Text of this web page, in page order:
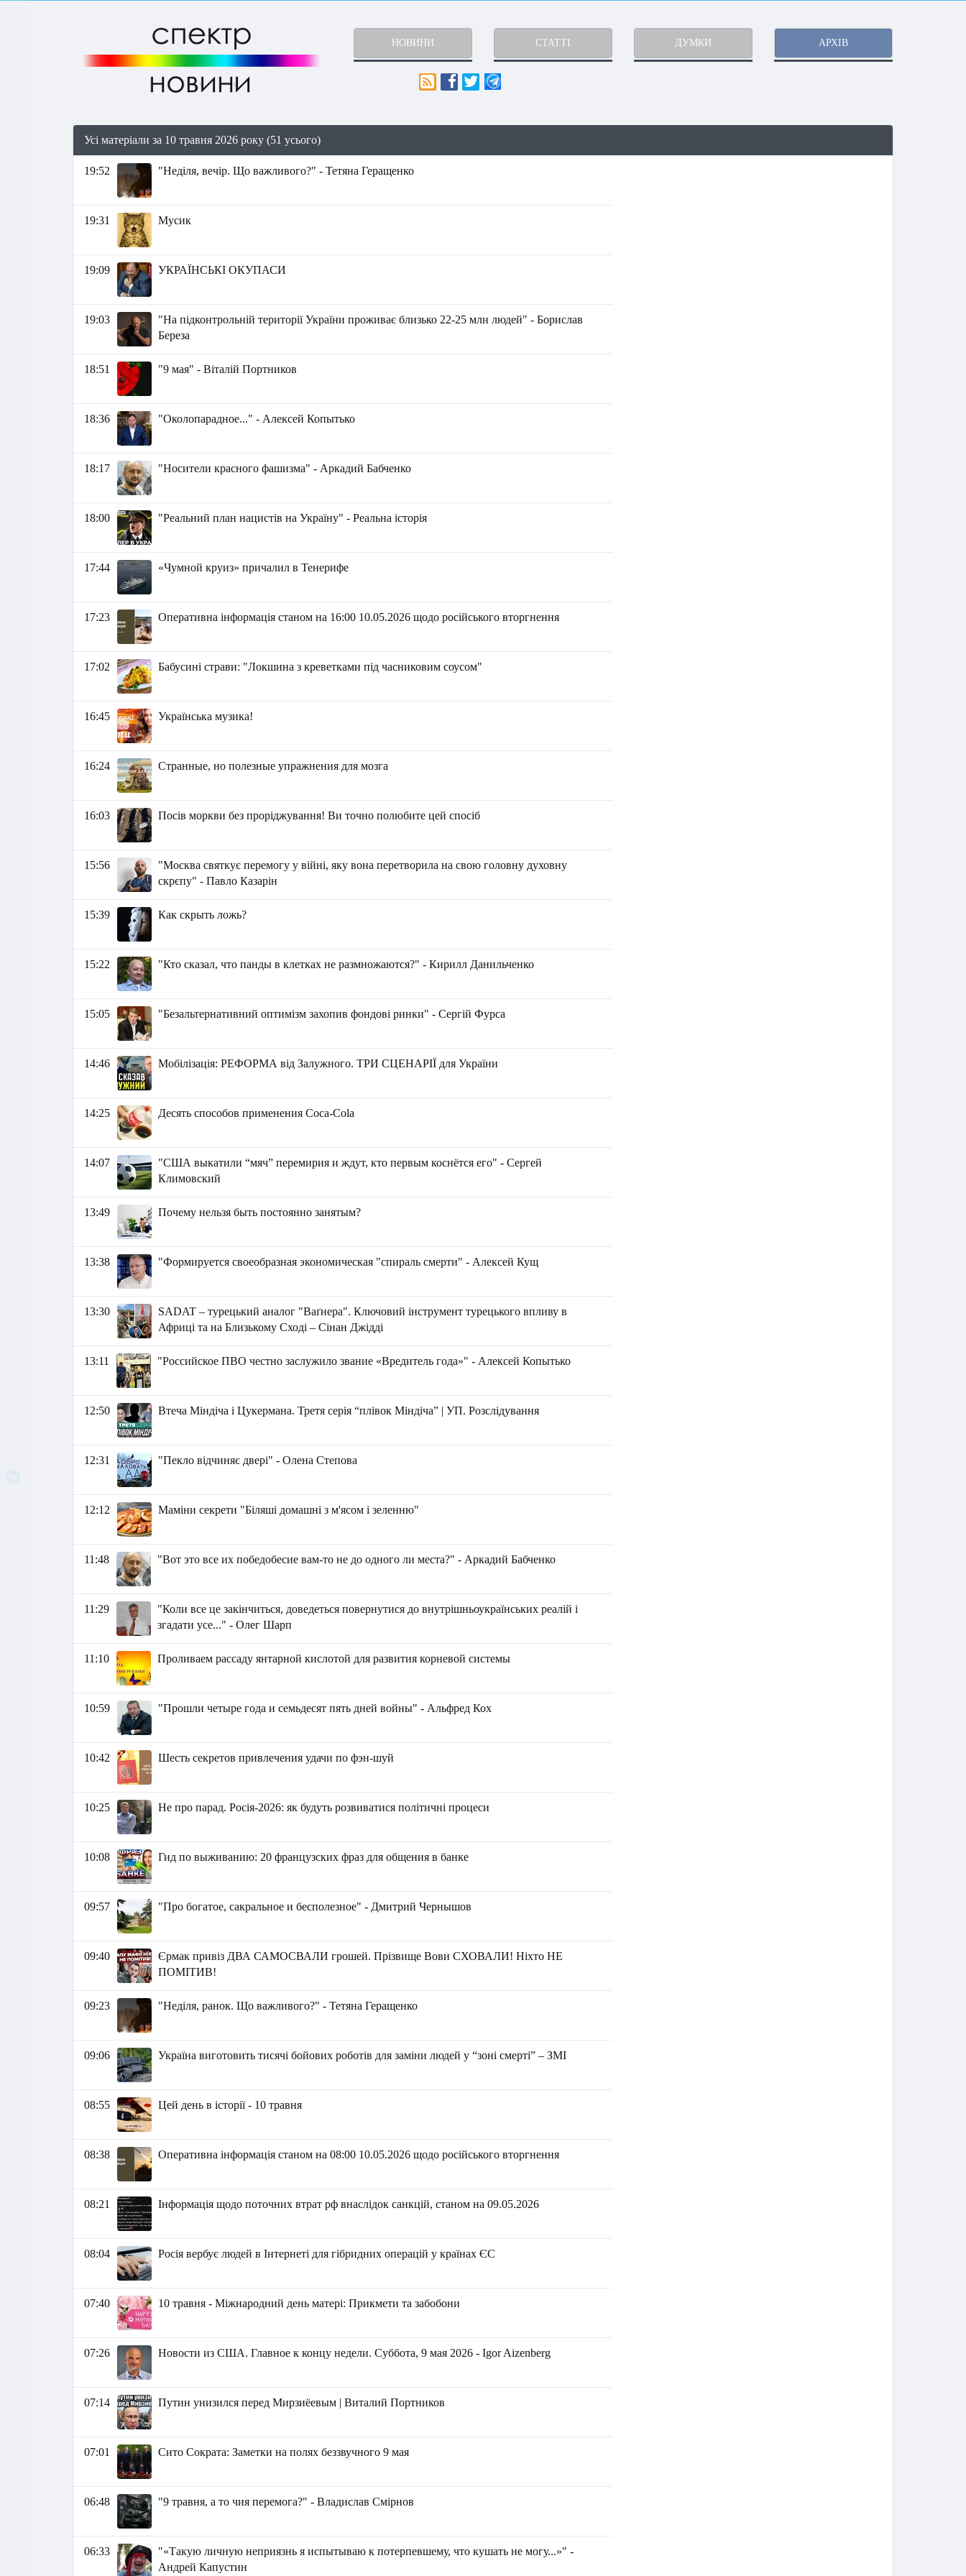
НОВИНИ СТАТТІ ДУМКИ АРХІВ
Усі матеріали за 10 травня 2026 року (51 усього)
19:52 "Неділя, вечір. Що важливого?" - Тетяна Геращенко
19:31 Мусик
19:09 УКРАЇНСЬКІ ОКУПАСИ
19:03
"На підконтрольній території України проживає близько 22-25 млн людей" - Борислав
Береза
18:51 "9 мая" - Віталій Портников
18:36 "Околопарадное..." - Алексей Копытько
18:17 "Носители красного фашизма" - Аркадий Бабченко
18:00 "Реальний план нацистів на Україну" - Реальна історія
17:44 «Чумной круиз» причалил в Тенерифе
17:23 Оперативна інформація станом на 16:00 10.05.2026 щодо російського вторгнення
17:02 Бабусині страви: "Локшина з креветками під часниковим соусом"
16:45 Українська музика!
16:24 Странные, но полезные упражнения для мозга
16:03 Посів моркви без проріджування! Ви точно полюбите цей спосіб
15:56
"Москва святкує перемогу у війні, яку вона перетворила на свою головну духовну
скрєпу" - Павло Казарін
15:39 Как скрыть ложь?
15:22 "Кто сказал, что панды в клетках не размножаются?" - Кирилл Данильченко
15:05 "Безальтернативний оптимізм захопив фондові ринки" - Сергій Фурса
14:46 Мобілізація: РЕФОРМА від Залужного. ТРИ СЦЕНАРІЇ для України
14:25 Десять способов применения Coca-Cola
14:07
"США выкатили “мяч” перемирия и ждут, кто первым коснётся его" - Сергей
Климовский
13:49 Почему нельзя быть постоянно занятым?
13:38 "Формируется своеобразная экономическая "спираль смерти" - Алексей Кущ
13:30
SADAT – турецький аналог "Ваґнера". Ключовий інструмент турецького впливу в
Африці та на Близькому Сході – Сінан Джідді
13:11 "Российское ПВО честно заслужило звание «Вредитель года»" - Алексей Копытько
12:50 Втеча Міндіча і Цукермана. Третя серія “плівок Міндіча” | УП. Розслідування
12:31 "Пекло відчиняє двері" - Олена Степова
12:12 Маміни секрети "Біляші домашні з м'ясом і зеленню"
11:48 "Вот это все их победобесие вам-то не до одного ли места?" - Аркадий Бабченко
11:29
"Коли все це закінчиться, доведеться повернутися до внутрішньоукраїнських реалій і
згадати усе..." - Олег Шарп
11:10 Проливаем рассаду янтарной кислотой для развития корневой системы
10:59 "Прошли четыре года и семьдесят пять дней войны" - Альфред Кох
10:42 Шесть секретов привлечения удачи по фэн-шуй
10:25 Не про парад. Росія-2026: як будуть розвиватися політичні процеси
10:08 Гид по выживанию: 20 французских фраз для общения в банке
09:57 "Про богатое, сакральное и бесполезное" - Дмитрий Чернышов
09:40
Єрмак привіз ДВА САМОСВАЛИ грошей. Прізвище Вови СХОВАЛИ! Ніхто НЕ
ПОМІТИВ!
09:23 "Неділя, ранок. Що важливого?" - Тетяна Геращенко
09:06 Україна виготовить тисячі бойових роботів для заміни людей у “зоні смерті” – ЗМІ
08:55 Цей день в історії - 10 травня
08:38 Оперативна інформація станом на 08:00 10.05.2026 щодо російського вторгнення
08:21 Інформація щодо поточних втрат рф внаслідок санкцій, станом на 09.05.2026​
08:04 Росія вербує людей в Інтернеті для гібридних операцій у країнах ЄС
07:40 10 травня - Міжнародний день матері: Прикмети та забобони
07:26 Новости из США. Главное к концу недели. Суббота, 9 мая 2026 - Igor Aizenberg
07:14 Путин унизился перед Мирзиёевым | Виталий Портников
07:01 Сито Сократа: Заметки на полях беззвучного 9 мая
06:48 "9 травня, а то чия перемога?" - Владислав Смірнов
06:33
"«Такую личную неприязнь я испытываю к потерпевшему, что кушать не могу...»" -
Андрей Капустин